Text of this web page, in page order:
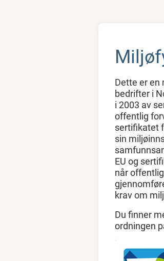
Dette er en
bedrifter i
i 2003 av
offentlig
sertifikatet
sin
EU og
når
krav om
Du finner
ordningen